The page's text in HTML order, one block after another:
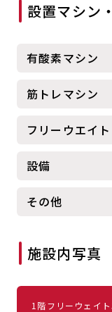
会員の方へトップ
見学・体験
JOYFIT総合トップ
JOYFIT24
JOYFIT+
設置マシン
有酸素マシン
筋トレマシン
フリーウエイト
設備
その他
施設内写真
1階フリーウェイ